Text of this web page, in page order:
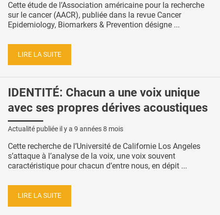
Cette étude de l’Association américaine pour la recherche
sur le cancer (AACR), publiée dans la revue Cancer
Epidemiology, Biomarkers & Prevention désigne ...
LIRE LA SUITE
IDENTITÉ: Chacun a une voix unique
avec ses propres dérives acoustiques
Actualité publiée il y a 9 années 8 mois
Cette recherche de l’Université de Californie Los Angeles
s’attaque à l’analyse de la voix, une voix souvent
caractéristique pour chacun d’entre nous, en dépit ...
LIRE LA SUITE